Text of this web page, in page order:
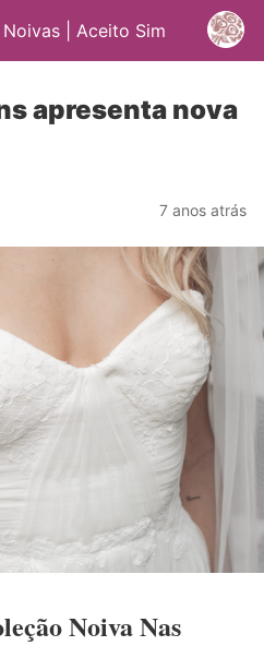
| Aceito Sim
apresenta nova
7 anos atrás
Noiva Nas